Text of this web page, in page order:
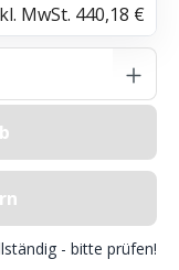
MwSt. 440,18 €
- bitte prüfen!